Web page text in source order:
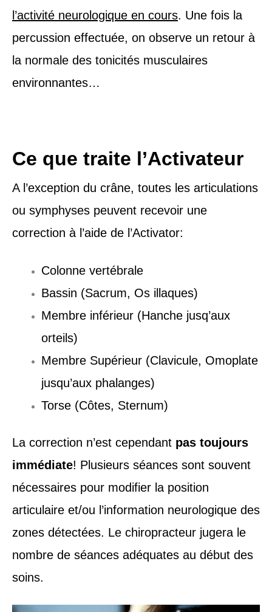
l’activité neurologique en cours. Une fois la
percussion effectuée, on observe un retour à
la normale des tonicités musculaires
environnantes…
Ce que traite l’Activateur
A l’exception du crâne, toutes les articulations
ou symphyses peuvent recevoir une
correction à l’aide de l’Activator:
Colonne vertébrale
Bassin (Sacrum, Os illaques)
Membre inférieur (Hanche jusq’aux
orteils)
Membre Supérieur (Clavicule, Omoplate
jusqu’aux phalanges)
Torse (Côtes, Sternum)
La correction n’est cependant pas toujours
immédiate! Plusieurs séances sont souvent
nécessaires pour modifier la position
articulaire et/ou l’information neurologique des
zones détectées. Le chiropracteur jugera le
nombre de séances adéquates au début des
soins.